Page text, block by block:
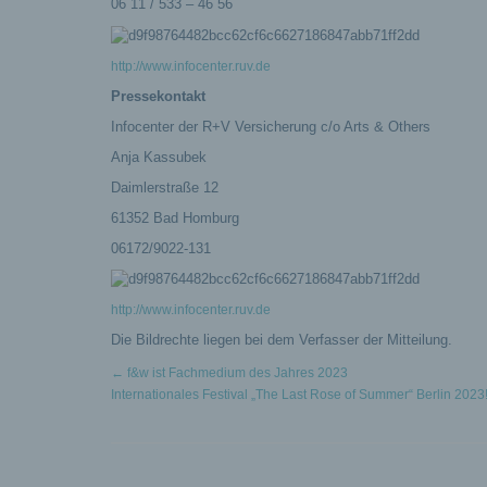
06 11 / 533 – 46 56
http://www.infocenter.ruv.de
Pressekontakt
Infocenter der R+V Versicherung c/o Arts & Others
Anja Kassubek
Daimlerstraße 12
61352 Bad Homburg
06172/9022-131
http://www.infocenter.ruv.de
Die Bildrechte liegen bei dem Verfasser der Mitteilung.
← f&w ist Fachmedium des Jahres 2023
Internationales Festival „The Last Rose of Summer“ Berlin